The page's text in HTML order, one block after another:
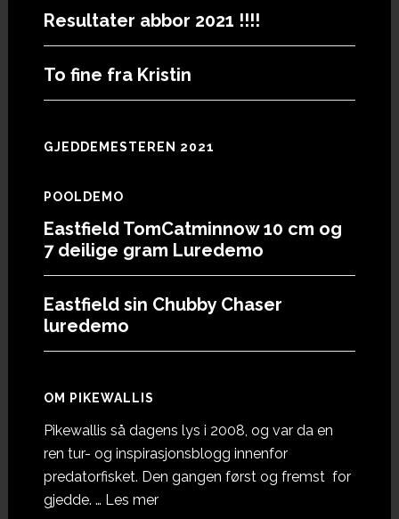
Resultater abbor 2021 !!!!
To fine fra Kristin
GJEDDEMESTEREN 2021
POOLDEMO
Eastfield TomCatminnow 10 cm og
7 deilige gram Luredemo
Eastfield sin Chubby Chaser
luredemo
OM PIKEWALLIS
Pikewallis så dagens lys i 2008, og var da en
ren tur- og inspirasjonsblogg innenfor
predatorfisket. Den gangen først og fremst for
gjedde. … Les meromOm